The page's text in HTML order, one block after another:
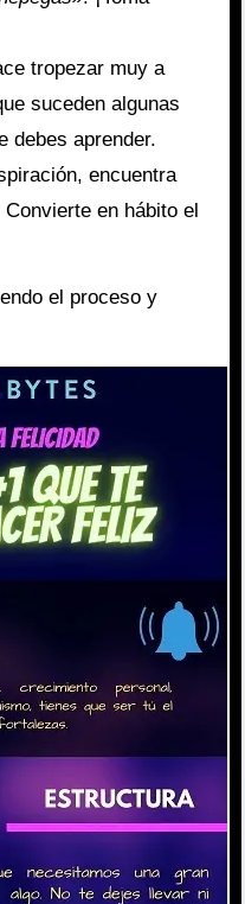
tropezar muy a
suceden algunas
debes aprender.
encuentra
en hábito el
el proceso y